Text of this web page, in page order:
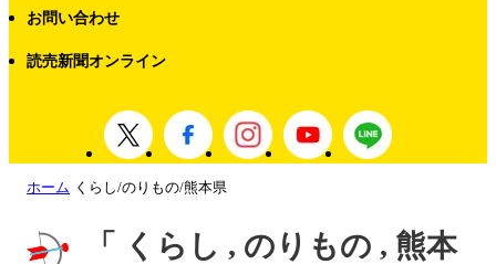
お問い合わせ
読売新聞オンライン
ホーム くらし/のりもの/熊本県
「 くらし , のりもの , 熊本